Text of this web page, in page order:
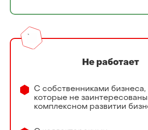
Не работает
С собственниками бизнеса,
которые не заинтересованы
комплексном развитии